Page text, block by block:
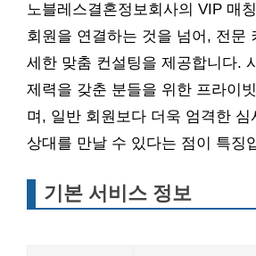
노블레스결혼정보회사의 VIP 매
회원을 연결하는 것을 넘어, 전문
세한 맞춤 컨설팅을 제공합니다.
제력을 갖춘 분들을 위한 프라이
며, 일반 회원보다 더욱 엄격한 심
상대를 만날 수 있다는 점이 특징
기본 서비스 정보